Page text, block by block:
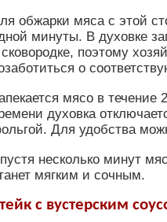
обжарки мяса с этой
минуты. В духовке
поэтому
о
мясо в течение
духовка
Для удобства
несколько минут
мягким и сочным.
с вустерским